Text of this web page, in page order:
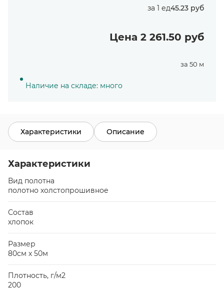
за 1 ед45.23 руб
Цена 2 261.50 руб
за 50 м
Наличие на складе: много
Характеристики Описание
Характеристики
Вид полотна
полотно холстопрошивное
Состав
хлопок
Размер
80см х 50м
Плотность, г/м2
200